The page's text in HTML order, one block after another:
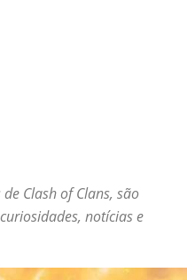
Clash of Clans, são
notícias e